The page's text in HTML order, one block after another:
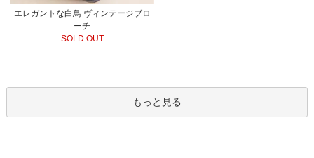
エレガントな白鳥 ヴィンテージブロ
ーチ
SOLD OUT
もっと見る